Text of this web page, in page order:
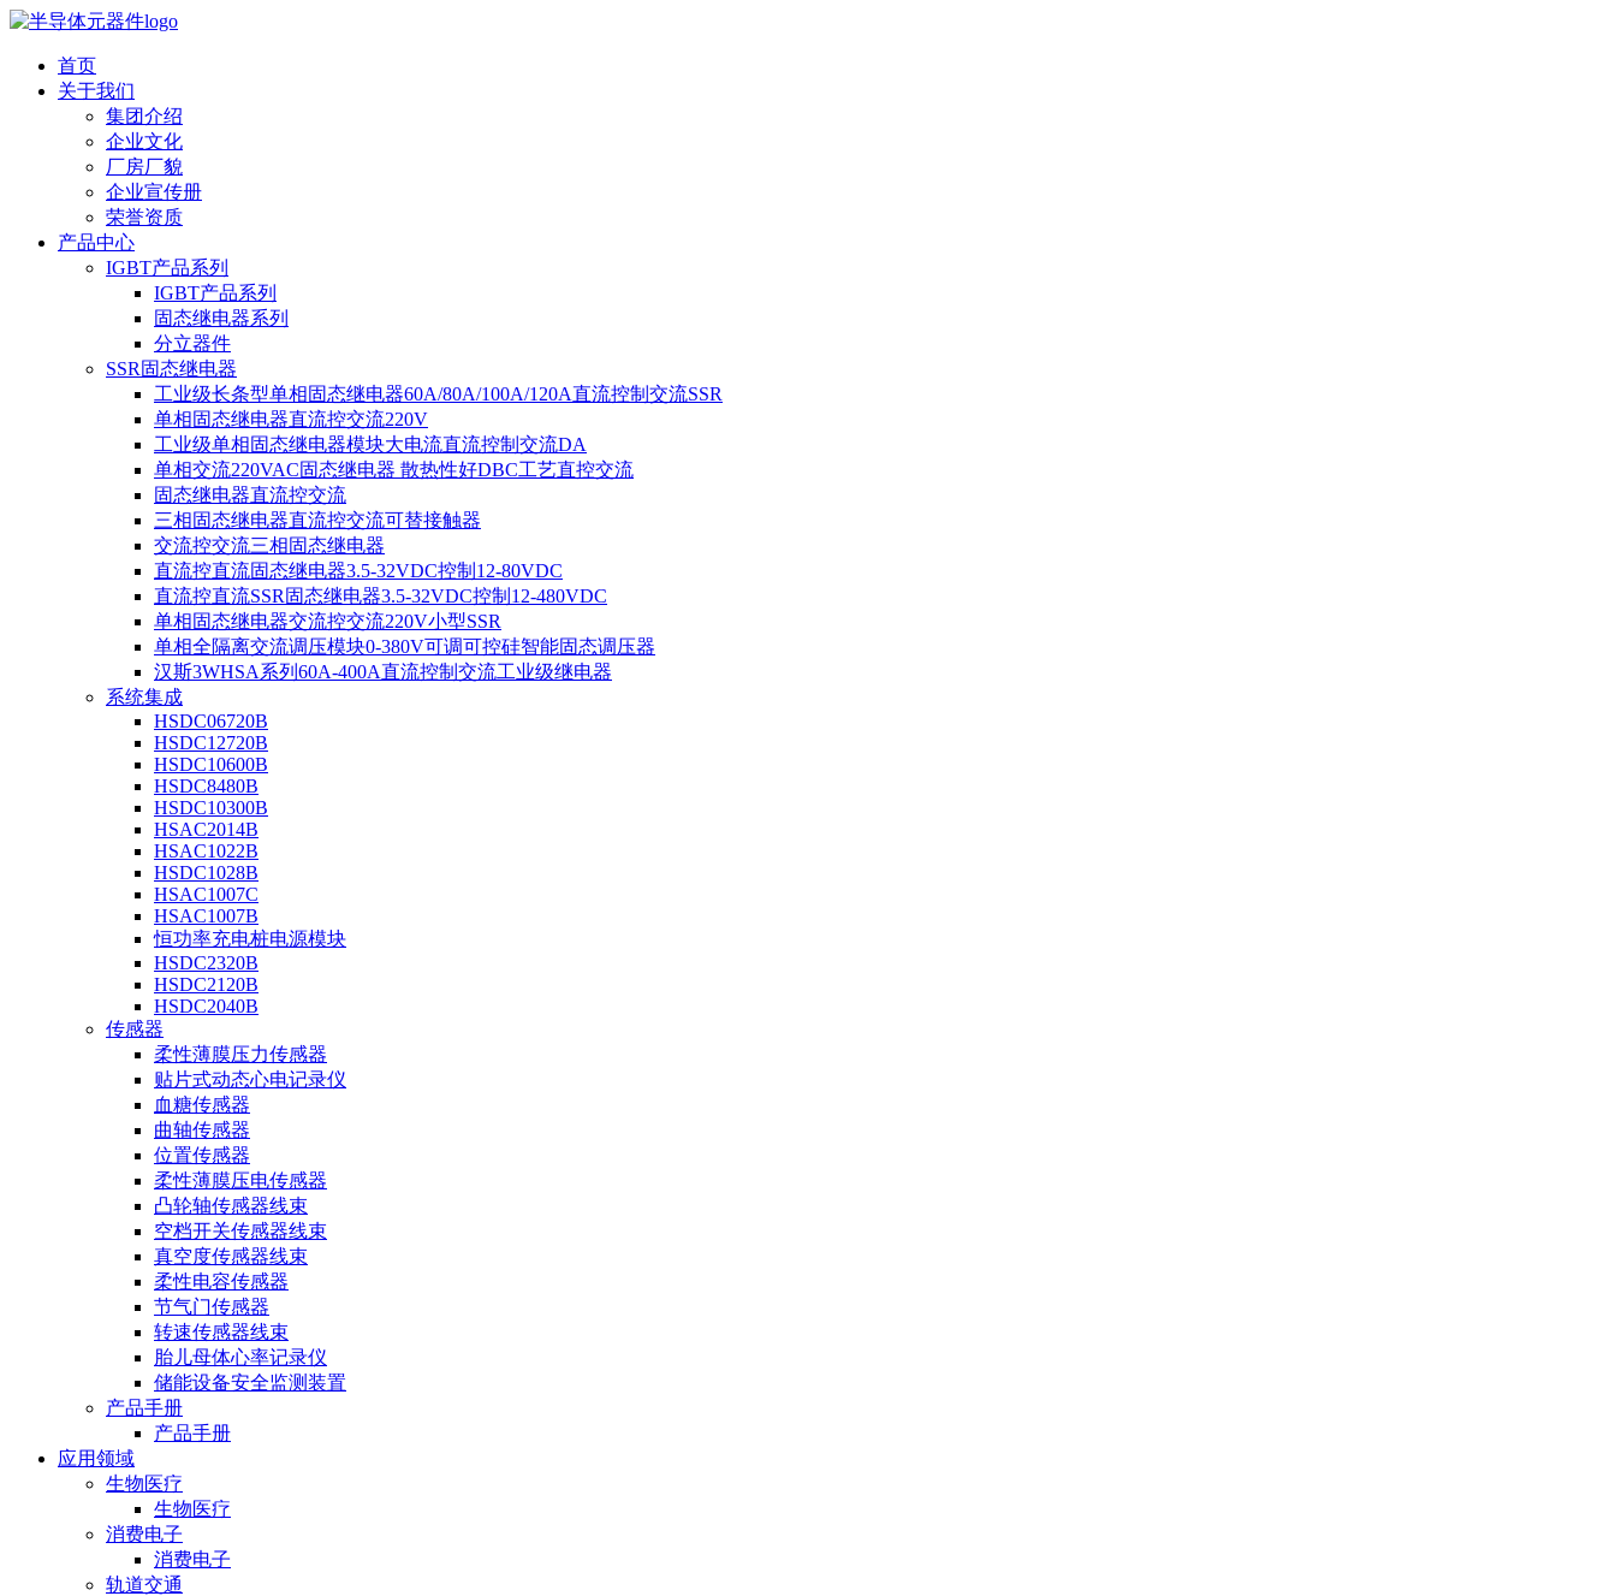
首页
关于我们
集团介绍
企业文化
厂房厂貌
企业宣传册
荣誉资质
产品中心
IGBT产品系列
IGBT产品系列
固态继电器系列
分立器件
SSR固态继电器
工业级长条型单相固态继电器60A/80A/100A/120A直流控制交流SSR
单相固态继电器直流控交流220V
工业级单相固态继电器模块大电流直流控制交流DA
单相交流220VAC固态继电器 散热性好DBC工艺直控交流
固态继电器直流控交流
三相固态继电器直流控交流可替接触器
交流控交流三相固态继电器
直流控直流固态继电器3.5-32VDC控制12-80VDC
直流控直流SSR固态继电器3.5-32VDC控制12-480VDC
单相固态继电器交流控交流220V小型SSR
单相全隔离交流调压模块0-380V可调可控硅智能固态调压器
汉斯3WHSA系列60A-400A直流控制交流工业级继电器
系统集成
HSDC06720B
HSDC12720B
HSDC10600B
HSDC8480B
HSDC10300B
HSAC2014B
HSAC1022B
HSDC1028B
HSAC1007C
HSAC1007B
恒功率充电桩电源模块
HSDC2320B
HSDC2120B
HSDC2040B
传感器
柔性薄膜压力传感器
贴片式动态心电记录仪
血糖传感器
曲轴传感器
位置传感器
柔性薄膜压电传感器
凸轮轴传感器线束
空档开关传感器线束
真空度传感器线束
柔性电容传感器
节气门传感器
转速传感器线束
胎儿母体心率记录仪
储能设备安全监测装置
产品手册
产品手册
应用领域
生物医疗
生物医疗
消费电子
消费电子
轨道交通